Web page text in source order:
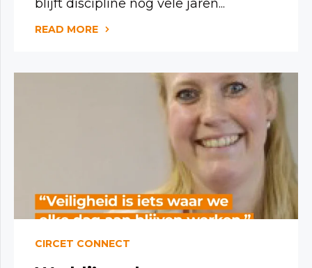
blijft discipline nog vele jaren...
READ MORE
CIRCET CONNECT